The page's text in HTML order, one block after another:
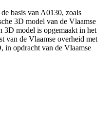
basis van A0130, zoals
3D model van de Vlaamse
3D model is opgemaakt in het
van de Vlaamse overheid met
opdracht van de Vlaamse